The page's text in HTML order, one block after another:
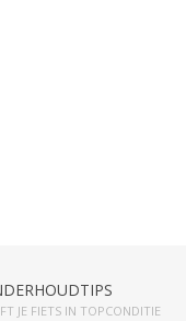
JE FIETS IN TOPCONDITIE